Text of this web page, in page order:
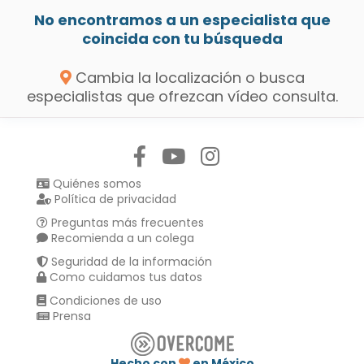
No encontramos a un especialista que
coincida con tu búsqueda
Cambia la localización o busca
especialistas que ofrezcan vídeo consulta.
Quiénes somos
Política de privacidad
Preguntas más frecuentes
Recomienda a un colega
Seguridad de la información
Como cuidamos tus datos
Condiciones de uso
Prensa